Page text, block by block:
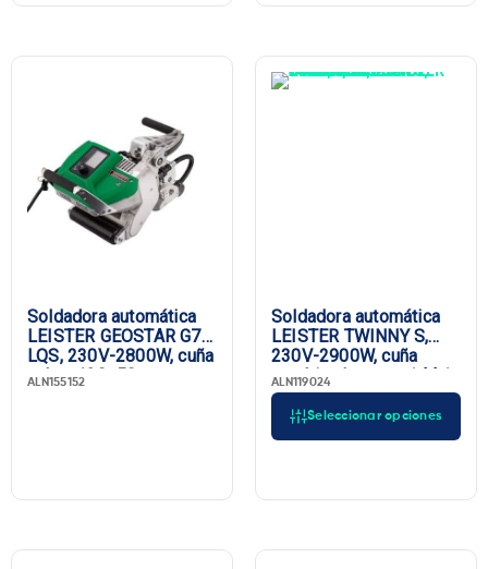
Soldadora automática
LEISTER GEOSTAR G7
LQS, 230V-2800W, cuña
cobre 130×50 mm,
ALN155152
Seleccionar opciones
Soldadora automática
LEISTER TWINNY S,
230V-2900W, cuña
combinada corta, 144:1,
enchufe UE
ALN119024